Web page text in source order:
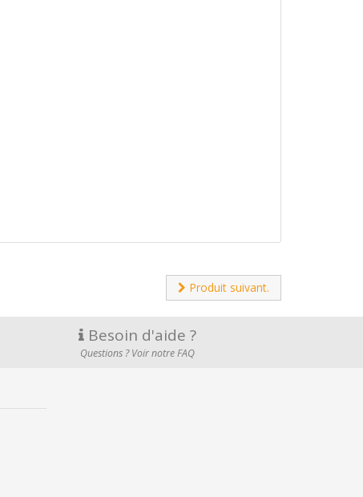
Produit suivant.
Besoin d'aide ?
Questions ? Voir notre FAQ